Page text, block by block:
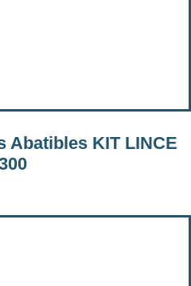
Abatibles KIT LINCE